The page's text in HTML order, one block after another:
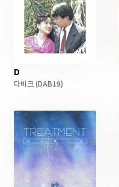
D
다비크 (DAB19)